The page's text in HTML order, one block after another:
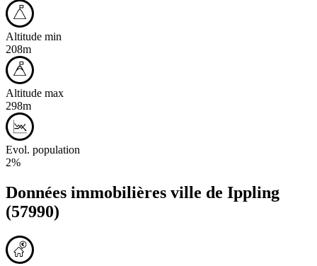
Altitude min
208m
Altitude max
298m
Evol. population
2%
Données immobilières ville de Ippling
(57990)